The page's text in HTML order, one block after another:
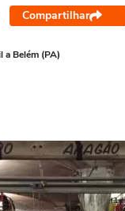
Compartilhar
a Belém (PA)